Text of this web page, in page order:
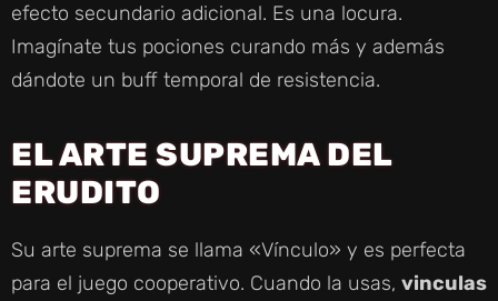
efecto secundario adicional. Es una locura.
Imagínate tus pociones curando más y además
dándote un buff temporal de resistencia.
EL ARTE SUPREMA DEL
ERUDITO
Su arte suprema se llama «Vínculo» y es perfecta
para el juego cooperativo. Cuando la usas, vinculas